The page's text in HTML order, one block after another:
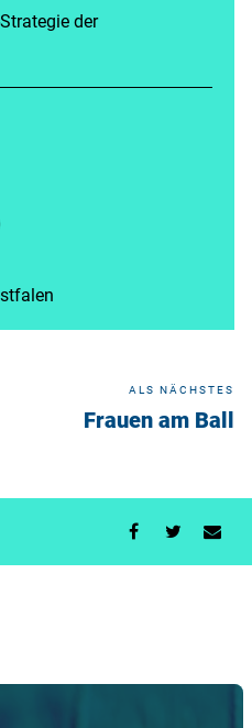
der
ALS NÄCHSTES
Frauen am Ball